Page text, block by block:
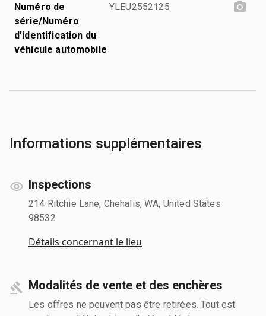
Numéro de
série/Numéro
d'identification du
véhicule automobile
YLEU2552125
Informations supplémentaires
Inspections
214 Ritchie Lane, Chehalis, WA, United States
98532
Détails concernant le lieu
Modalités de vente et des enchères
Les offres ne peuvent pas être retirées. Tout est